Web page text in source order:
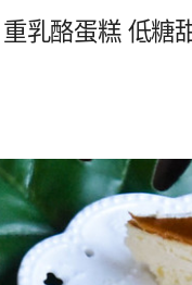
乳酪蛋糕 低糖